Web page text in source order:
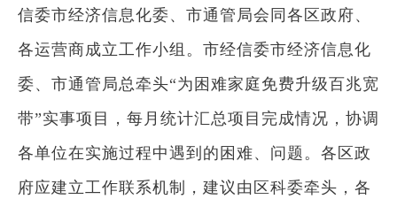
信委市经济信息化委、市通管局会同各区政府、
各运营商成立工作小组。市经信委市经济信息化
委、市通管局总牵头“为困难家庭免费升级百兆宽
带”实事项目，每月统计汇总项目完成情况，协调
各单位在实施过程中遇到的困难、问题。各区政
府应建立工作联系机制，建议由区科委牵头，各